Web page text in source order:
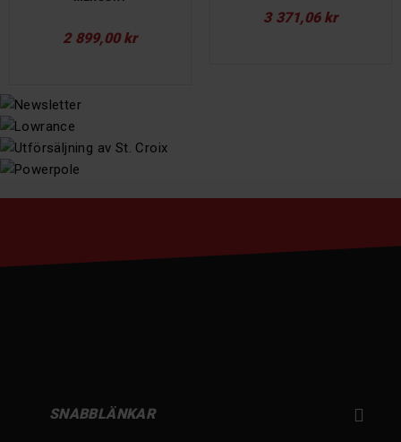
Pris
2 899,00 kr
Pris
3 371,06 kr
SNABBLÄNKAR 